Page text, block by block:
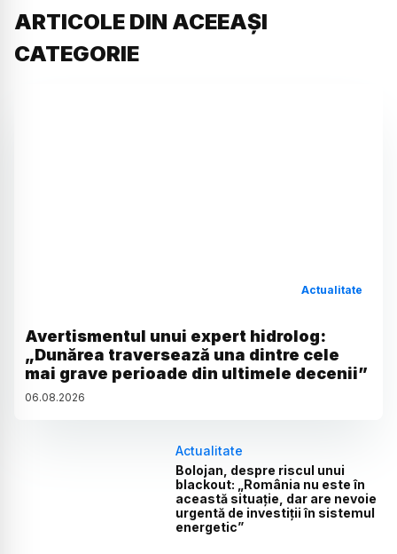
ARTICOLE DIN ACEEAȘI
CATEGORIE
Actualitate
Avertismentul unui expert hidrolog:
„Dunărea traversează una dintre cele
mai grave perioade din ultimele decenii”
06.08.2026
Actualitate
Bolojan, despre riscul unui
blackout: „România nu este în
această situație, dar are nevoie
urgentă de investiții în sistemul
energetic”